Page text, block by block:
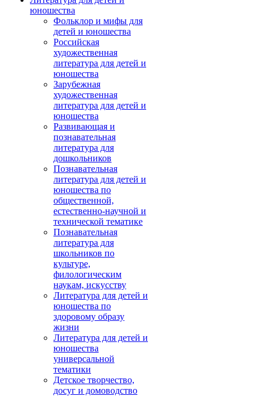
юношества
Фольклор и мифы для
детей и юношества
Российская
художественная
литература для детей и
юношества
Зарубежная
художественная
литература для детей и
юношества
Развивающая и
познавательная
литература для
дошкольников
Познавательная
литература для детей и
юношества по
общественной,
естественно-научной и
технической тематике
Познавательная
литература для
школьников по
культуре,
филологическим
наукам, искусству
Литература для детей и
юношества по
здоровому образу
жизни
Литература для детей и
юношества
универсальной
тематики
Детское творчество,
досуг и домоводство